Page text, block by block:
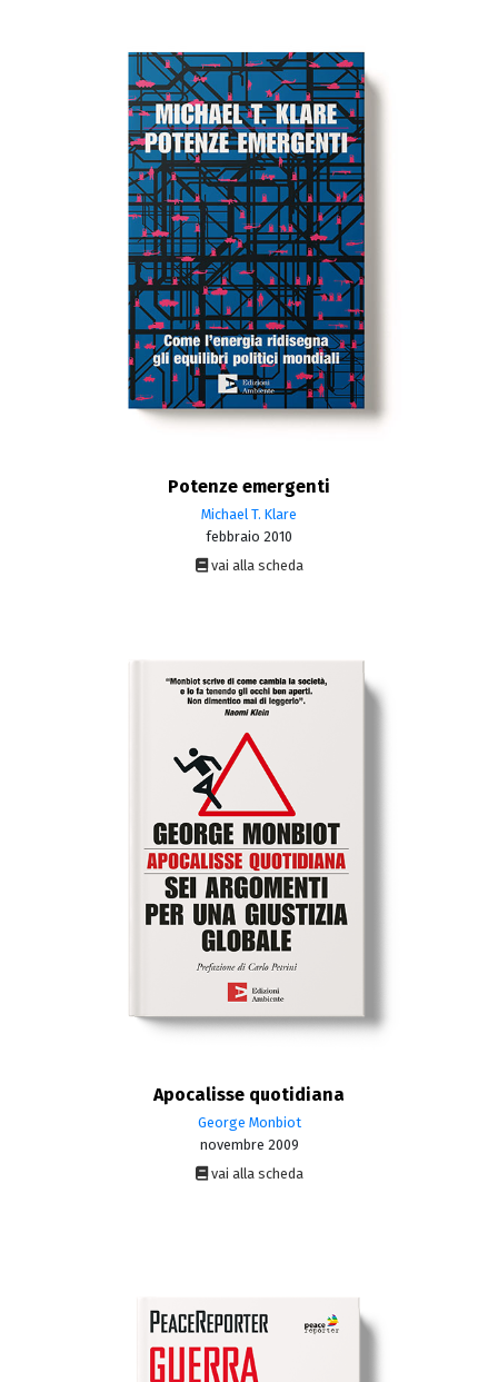
Potenze emergenti
Michael T. Klare
febbraio 2010
vai alla scheda
Apocalisse quotidiana
George Monbiot
novembre 2009
vai alla scheda